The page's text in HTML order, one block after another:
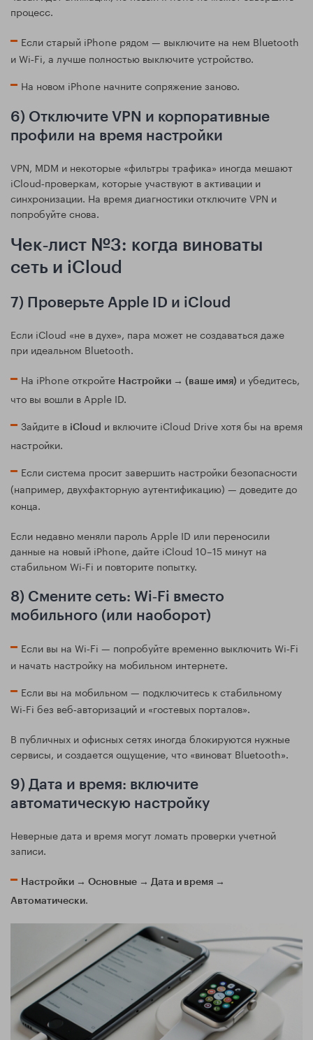
процесс.
Если старый iPhone рядом — выключите на нем Bluetooth
и Wi‑Fi, а лучше полностью выключите устройство.
На новом iPhone начните сопряжение заново.
6) Отключите VPN и корпоративные
профили на время настройки
VPN, MDM и некоторые «фильтры трафика» иногда мешают
iCloud‑проверкам, которые участвуют в активации и
синхронизации. На время диагностики отключите VPN и
попробуйте снова.
Чек‑лист №3: когда виноваты
сеть и iCloud
7) Проверьте Apple ID и iCloud
Если iCloud «не в духе», пара может не создаваться даже
при идеальном Bluetooth.
На iPhone откройте Настройки → (ваше имя) и убедитесь,
что вы вошли в Apple ID.
Зайдите в iCloud и включите iCloud Drive хотя бы на время
настройки.
Если система просит завершить настройки безопасности
(например, двухфакторную аутентификацию) — доведите до
конца.
Если недавно меняли пароль Apple ID или переносили
данные на новый iPhone, дайте iCloud 10–15 минут на
стабильном Wi‑Fi и повторите попытку.
8) Смените сеть: Wi‑Fi вместо
мобильного (или наоборот)
Если вы на Wi‑Fi — попробуйте временно выключить Wi‑Fi
и начать настройку на мобильном интернете.
Если вы на мобильном — подключитесь к стабильному
Wi‑Fi без веб‑авторизаций и «гостевых порталов».
В публичных и офисных сетях иногда блокируются нужные
сервисы, и создается ощущение, что «виноват Bluetooth».
9) Дата и время: включите
автоматическую настройку
Неверные дата и время могут ломать проверки учетной
записи.
Настройки → Основные → Дата и время →
Автоматически.